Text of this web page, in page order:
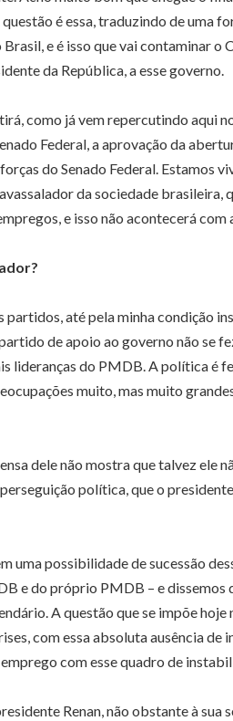
é essa, traduzindo de uma
e é isso que vai contaminar
da República, a esse governo.
como já vem repercutindo aqui
Federal, a aprovação da
do Senado Federal. Estamos
da sociedade brasileira,
e isso não acontecerá
até pela minha condição
de apoio ao governo não se
lideranças do PMDB. A política é
muito, mas muito
dele não mostra que talvez ele
política, que o
uma possibilidade de sucessão
e do próprio PMDB – e dissemos
A questão que se impõe hoje
com essa absoluta ausência
com esse quadro de
Renan, não obstante à sua